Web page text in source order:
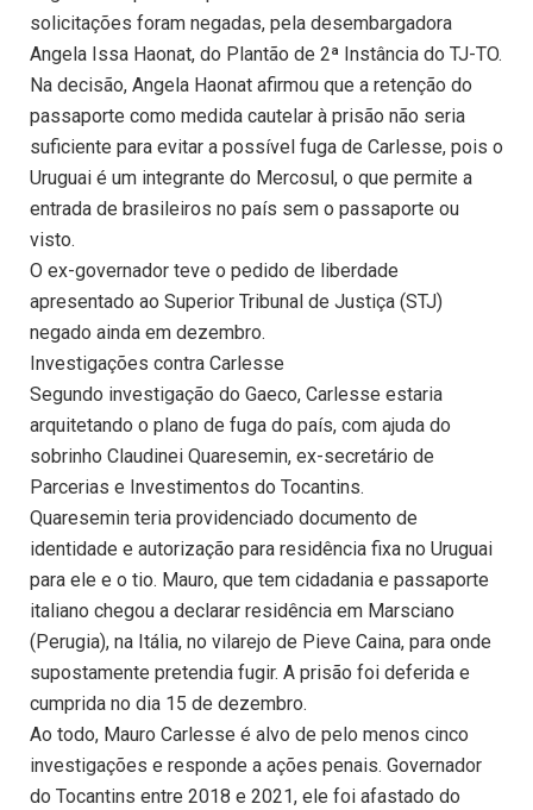
solicitações foram negadas, pela desembargadora
Angela Issa Haonat, do Plantão de 2ª Instância do TJ-TO.
Na decisão, Angela Haonat afirmou que a retenção do
passaporte como medida cautelar à prisão não seria
suficiente para evitar a possível fuga de Carlesse, pois o
Uruguai é um integrante do Mercosul, o que permite a
entrada de brasileiros no país sem o passaporte ou
visto.
O ex-governador teve o pedido de liberdade
apresentado ao Superior Tribunal de Justiça (STJ)
negado ainda em dezembro.
Investigações contra Carlesse
Segundo investigação do Gaeco, Carlesse estaria
arquitetando o plano de fuga do país, com ajuda do
sobrinho Claudinei Quaresemin, ex-secretário de
Parcerias e Investimentos do Tocantins.
Quaresemin teria providenciado documento de
identidade e autorização para residência fixa no Uruguai
para ele e o tio. Mauro, que tem cidadania e passaporte
italiano chegou a declarar residência em Marsciano
(Perugia), na Itália, no vilarejo de Pieve Caina, para onde
supostamente pretendia fugir. A prisão foi deferida e
cumprida no dia 15 de dezembro.
Ao todo, Mauro Carlesse é alvo de pelo menos cinco
investigações e responde a ações penais. Governador
do Tocantins entre 2018 e 2021, ele foi afastado do